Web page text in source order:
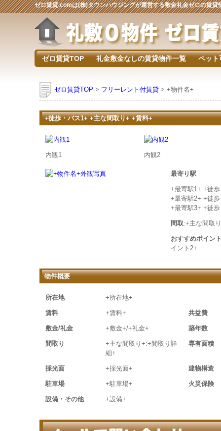
ゼロ賃貸.comは(株)タウンハウジングが運営する敷金礼金ゼロの賃貸
ゼロ賃貸TOP 礼金敷金なしの賃貸物件一覧 ペット
ゼロ賃貸TOP > フリーレント付賃貸 > +物件名+
+徒歩・バス1+ +主な間取り+ +賃料+
内観1 内観2
最寄り駅
+最寄駅1+ +徒
+最寄駅2+ +徒
+最寄駅3+ +徒
間取:+主な間取
おすすめポイン
イント2+
物件概要
所在地 +所在地+
賃料 +賃料+ 共益費
敷金/礼金 +敷金+/+礼金+ 築年数
間取り
+主な間取り+:+間取り詳
細+
専有面積
採光面 +採光面+ 建物構造
駐車場 +駐車場+ 火災保険
設備・その他 +設備+